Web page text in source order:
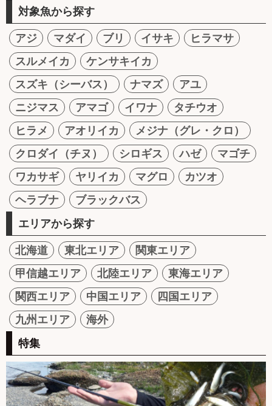
対象魚から探す
アジ マダイ ブリ イサキ
ヒラマサ
スルメイカ
ケンサキイカ
スズキ（シーバス）
ナマズ
アユ
ニジマス
アマゴ イワナ
タチウオ
ヒラメ
アオリイカ
メジナ（グレ・クロ）
クロダイ（チヌ）
シロギス ハゼ
マゴチ
ワカサギ
ヤリイカ マグロ
カツオ
ヘラブナ
ブラックバス
エリアから探す
北海道 東北エリア
関東エリア
甲信越エリア
北陸エリア
東海エリア
関西エリア
中国エリア
四国エリア
九州エリア
海外
特集